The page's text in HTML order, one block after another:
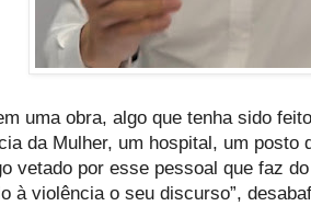
uma obra, algo que tenha sido
da Mulher, um hospital, um posto
vetado por esse pessoal que faz
à violência o seu discurso”,